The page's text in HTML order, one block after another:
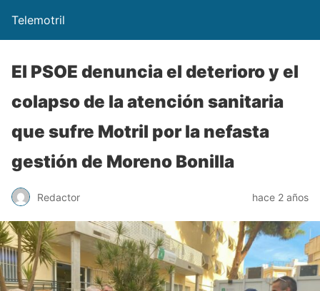
Telemotril
El PSOE denuncia el deterioro y el
colapso de la atención sanitaria
que sufre Motril por la nefasta
gestión de Moreno Bonilla
Redactor hace 2 años